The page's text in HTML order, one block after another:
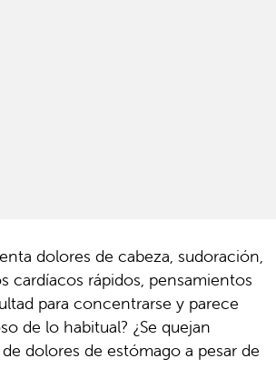
dolores de cabeza, sudoración,
cardíacos rápidos, pensamientos
para concentrarse y parece
de lo habitual? ¿Se quejan
dolores de estómago a pesar de